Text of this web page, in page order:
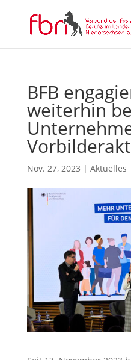
BFB
weiterhin
Nov. 27, 2023 | Aktuelles